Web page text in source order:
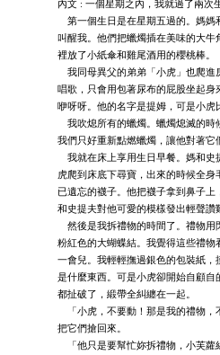
內文 : 一個星期之內，我就過了兩次
第一個生日是在星期五過的。媽媽
叫醒我。他們把蠟燭插在美味的大牛
裡放了小紙傘和雞尾酒用的櫻桃棒。
我同母異父的弟弟「小虎」也爬進
唱歌，只會用包著尿布的屁股坐起身
咿呀呀。他的名字是提姆，可是小虎
我吹熄所有的蠟燭。蠟燭熄滅的時
我們只好重新點燃蠟燭，讓他對著它
我就在床上享用生日早餐。媽和史
虎爬到床底下尋寶，出來的時候全
已遺忘的襪子。他把襪子拿到鼻子
和史提夫對他可愛的模樣發出輕聲讚
然後是我拆禮物的時間了。禮物用
粉紅色的大蝴蝶結。我覺得這些禮物
一會兒。我輕輕撫過銀色的包裝紙，
是什麼東西。可是小虎卻開始自顧自
都扯破了，緞帶全糾纏在一起。
「小虎，不要動！那是我的禮物，
把它們搶回來。
「他只是要幫忙妳拆禮物，小芙蘿